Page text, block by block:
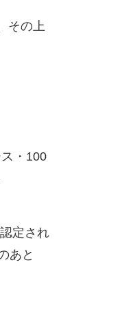
その上
・100
定され
あと